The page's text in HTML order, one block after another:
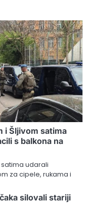
i Šljivom satima
s balkona na
satima udarali
za cipele, rukama i
silovali stariji